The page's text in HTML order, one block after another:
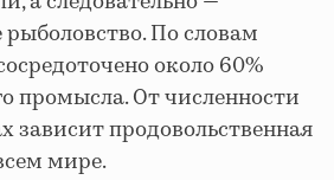
По словам
около 60%
промысла. От численности
зависит продовольственная
мире.